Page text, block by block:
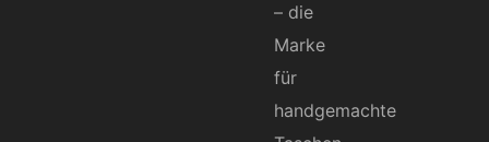
– die
Marke
für
handgemachte